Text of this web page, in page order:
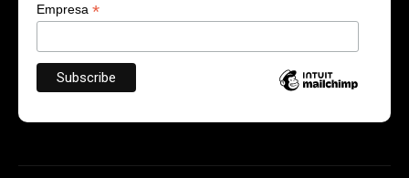
Empresa *